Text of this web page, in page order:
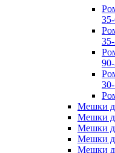
Мешки
Мешки
Мешки
Мешки
Мешки